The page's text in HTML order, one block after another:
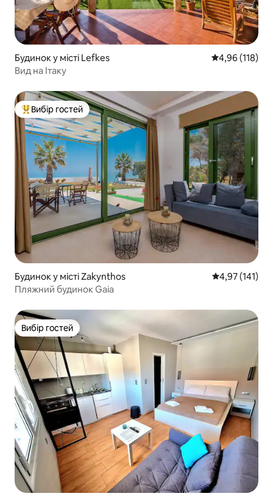
Будинок у місті Lefkes Середня
4,96 (118)
Вид на Ітаку
Топ вибір гостей
Вибір гостей
Будинок у місті Zakynthos Середня
4,97 (141)
Пляжний будинок Gaia
Вибір гостей
Вибір гостей